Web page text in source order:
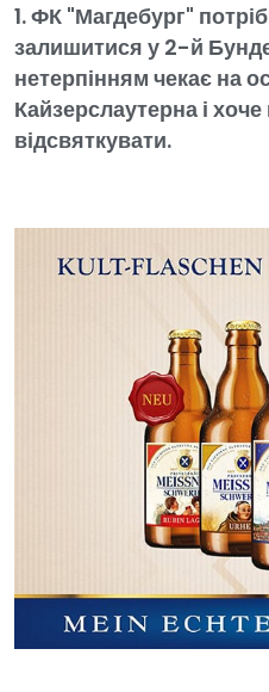
1. ФК "Магдебург"
залишитися у 2-й
нетерпінням чекає на
Кайзерслаутерна і
відсвяткувати.